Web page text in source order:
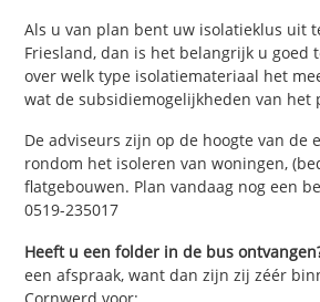
Als u van plan bent uw isolatieklus uit
Friesland, dan is het belangrijk u goed
over welk type isolatiemateriaal het
wat de subsidiemogelijkheden van het
De adviseurs zijn op de hoogte van de
rondom het isoleren van woningen,
flatgebouwen. Plan vandaag nog een
0519-235017
Heeft u een folder in de bus
een afspraak, want dan zijn zij zéér